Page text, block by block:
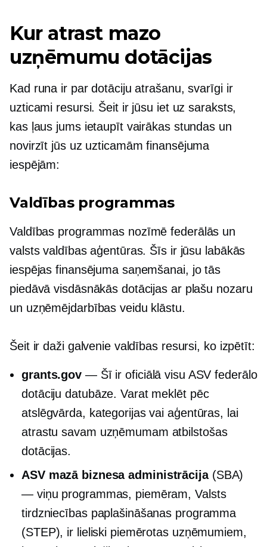
Kur atrast mazo
uzņēmumu dotācijas
Kad runa ir par dotāciju atrašanu, svarīgi ir
uzticami resursi. Šeit ir jūsu iet uz saraksts,
kas ļaus jums ietaupīt vairākas stundas un
novirzīt jūs uz uzticamām finansējuma
iespējām:
Valdības programmas
Valdības programmas nozīmē federālās un
valsts valdības aģentūras. Šīs ir jūsu labākās
iespējas finansējuma saņemšanai, jo tās
piedāvā visdāsnākās dotācijas ar plašu nozaru
un uzņēmējdarbības veidu klāstu.
Šeit ir daži galvenie valdības resursi, ko izpētīt:
grants.gov — Šī ir oficiālā visu ASV federālo
dotāciju datubāze. Varat meklēt pēc
atslēgvārda, kategorijas vai aģentūras, lai
atrastu savam uzņēmumam atbilstošas ​​
dotācijas.
ASV mazā biznesa administrācija(SBA)
— viņu programmas, piemēram, Valsts
tirdzniecības paplašināšanas programma
(STEP), ir lieliski piemērotas uzņēmumiem,